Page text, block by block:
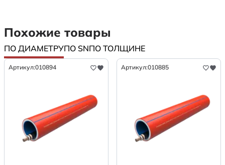
Похожие товары
ПО ДИАМЕТРУПО SNПО ТОЛЩИНЕ
Артикул:010894 Артикул:010885